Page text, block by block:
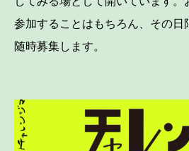
参加することはもちろん、その日
随時募集します。